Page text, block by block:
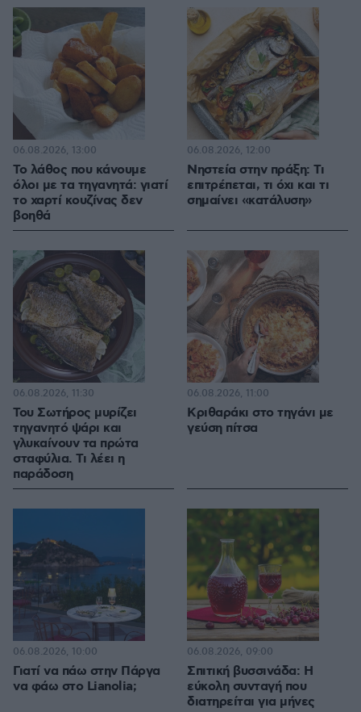
Το λάθος που κάνουμε
όλοι με τα τηγανητά: γιατί
το χαρτί κουζίνας δεν
βοηθά
06.08.2026, 13:00
Νηστεία στην πράξη: Τι
επιτρέπεται, τι όχι και τι
σημαίνει «κατάλυση»
06.08.2026, 12:00
Του Σωτήρος μυρίζει
τηγανητό ψάρι και
γλυκαίνουν τα πρώτα
σταφύλια. Τι λέει η
παράδοση
06.08.2026, 11:30
Κριθαράκι στο τηγάνι με
γεύση πίτσα
06.08.2026, 11:00
Γιατί να πάω στην Πάργα
να φάω στο Lianolia;
06.08.2026, 10:00
Σπιτική βυσσινάδα: Η
εύκολη συνταγή που
διατηρείται για μήνες
06.08.2026, 09:00